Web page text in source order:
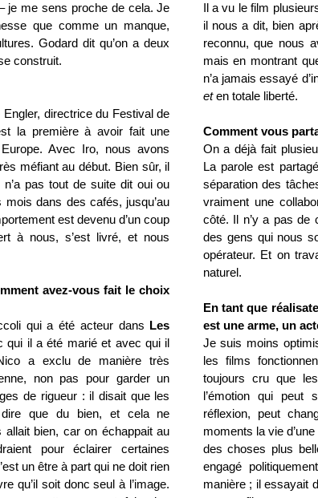
je me sens proche de cela. Je
que comme un manque,
Godard dit qu’on a deux
construit.
Engler, directrice du Festival de
la première à avoir fait une
Avec Iro, nous avons
méfiant au début. Bien sûr, il
pas tout de suite dit oui ou
dans des cafés, jusqu’au
est devenu d’un coup
à nous, s’est livré, et nous
avez-vous fait le choix
qui a été acteur dans
Les
qui il a été marié et avec qui il
a exclu de manière très
non pas pour garder un
de rigueur : il disait que les
que du bien, et cela ne
allait bien, car on échappait au
pour éclairer certaines
un être à part qui ne doit rien
qu’il soit donc seul à l’image.
Il a vu le film
il nous a dit, bien
reconnu, que nous
mais en montrant
n’a jamais essayé
eten totale liberté.
Commentvous
On a déjà fait
La parole est
séparation des
vraiment une
côté. Il n’y a pas de
des gens qui nous
opérateur. Et on
naturel.
En tant que
est une arme, un
Je suis moins
les films
toujours cru que
l’émotion qui
réflexion, peut
moments la vie
des choses plus
engagé
manière ; il essayait